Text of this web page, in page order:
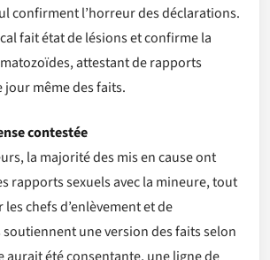
confirment l’horreur des déclarations.
fait état de lésions et confirme la
attestant de rapports
jour même des faits.
contestée
la majorité des mis en cause ont
rapports sexuels avec la mineure, tout
chefs d’enlèvement et de
une version des faits selon
aurait été consentante, une ligne de